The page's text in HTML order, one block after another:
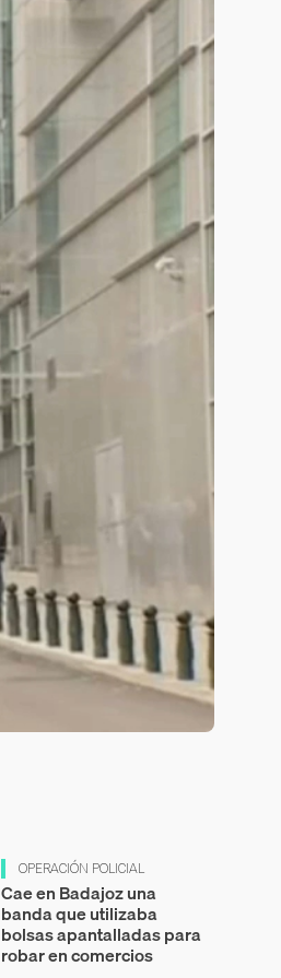
OPERACIÓN POLICIAL
Cae en Badajoz una
banda que utilizaba
bolsas apantalladas para
robar en comercios